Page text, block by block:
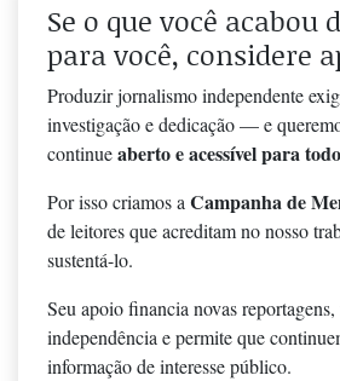
Se o que você
para você, considere
Produzir jornalismo independente
investigação e dedicação — e
continueaberto e acessível para
Por isso criamos aCampanha de
de leitores que acreditam no nosso
sustentá-lo.
Seu apoio financia novas reportagens,
independência e permite que
informação de interesse público.